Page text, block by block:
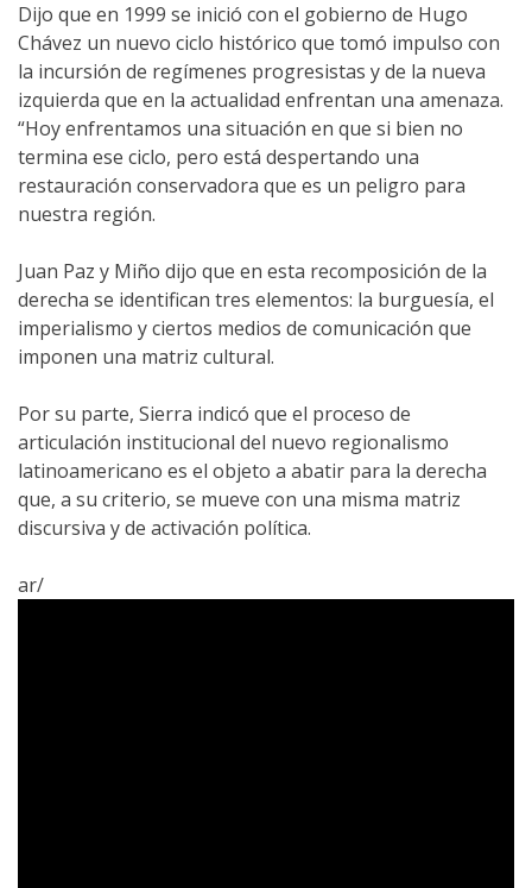
Dijo que en 1999 se inició con el gobierno de Hugo
Chávez un nuevo ciclo histórico que tomó impulso con
la incursión de regímenes progresistas y de la nueva
izquierda que en la actualidad enfrentan una amenaza.
“Hoy enfrentamos una situación en que si bien no
termina ese ciclo, pero está despertando una
restauración conservadora que es un peligro para
nuestra región.
Juan Paz y Miño dijo que en esta recomposición de la
derecha se identifican tres elementos: la burguesía, el
imperialismo y ciertos medios de comunicación que
imponen una matriz cultural.
Por su parte, Sierra indicó que el proceso de
articulación institucional del nuevo regionalismo
latinoamericano es el objeto a abatir para la derecha
que, a su criterio, se mueve con una misma matriz
discursiva y de activación política.
ar/